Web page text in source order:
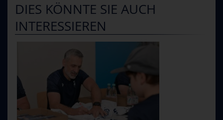
DIES KÖNNTE SIE AUCH
INTERESSIEREN